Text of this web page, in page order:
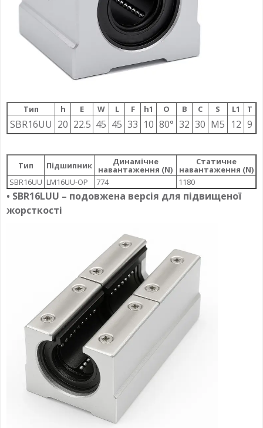
Тип h E W L F h1 О B C S L1 T
SBR16UU 20 22.5 45 45 33 10 80° 32 30 M5 12 9
Тип Підшипник Динамічне
навантаження (N)
Статичне
навантаження (N)
SBR16UU LM16UU-OP 774 1180
• SBR16LUU – подовжена версія для підвищеної
жорсткості